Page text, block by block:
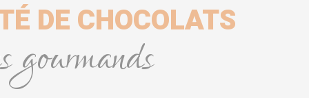
DE CHOCOLATS
gourmands